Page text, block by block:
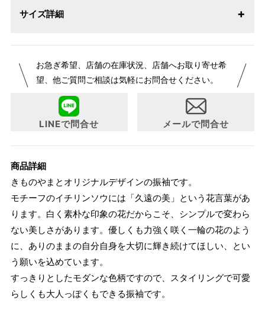
サイズ詳細
が変更になりました。パターンオーダーは、お客様のお声か
らよりお召しになりやすい寸法に変更いたしました。変更点
について詳細をお知りになりたい方はお問い合わせくださ
お急ぎ希望、店舗の在庫状況、店舗へお取り寄せ希
望、他ご質問ご相談は気軽にお問合せください。
LINEで問合せ メールで問合せ
商品詳細
きものやまとオリジナルデザインの振袖です。
モチーフのイチリンソウには「久遠の美」という花言葉があ
ります。白く素朴な印象の花だからこそ、シンプルで変わら
ない美しさがあります。優しくも力強く咲く一輪の花のよう
に、ありのままの自分自身を大切に輝き続けてほしい、とい
う願いを込めています。
すっきりとしたモダンな色柄ですので、スタイリングで可愛
らしくも大人っぽくもできる振袖です。